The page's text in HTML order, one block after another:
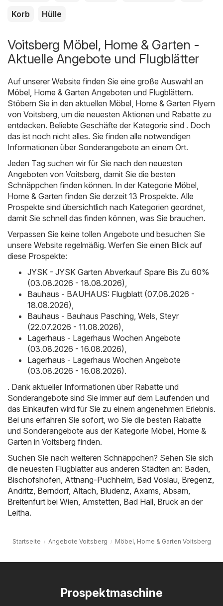
Korb
Hülle
Voitsberg Möbel, Home & Garten -
Aktuelle Angebote und Flugblätter
Auf unserer Website finden Sie eine große Auswahl an
Möbel, Home & Garten Angeboten und Flugblättern.
Stöbern Sie in den aktuellen Möbel, Home & Garten Flyern
von Voitsberg, um die neuesten Aktionen und Rabatte zu
entdecken. Beliebte Geschäfte der Kategorie sind . Doch
das ist noch nicht alles. Sie finden alle notwendigen
Informationen über Sonderangebote an einem Ort.
Jeden Tag suchen wir für Sie nach den neuesten
Angeboten von Voitsberg, damit Sie die besten
Schnäppchen finden können. In der Kategorie Möbel,
Home & Garten finden Sie derzeit 13 Prospekte. Alle
Prospekte sind übersichtlich nach Kategorien geordnet,
damit Sie schnell das finden können, was Sie brauchen.
Verpassen Sie keine tollen Angebote und besuchen Sie
unsere Website regelmäßig. Werfen Sie einen Blick auf
diese Prospekte:
JYSK - JYSK Garten Abverkauf Spare Bis Zu 60%
(03.08.2026 - 18.08.2026),
Bauhaus - BAUHAUS: Flugblatt (07.08.2026 -
18.08.2026),
Bauhaus - Bauhaus Pasching, Wels, Steyr
(22.07.2026 - 11.08.2026),
Lagerhaus - Lagerhaus Wochen Angebote
(03.08.2026 - 16.08.2026),
Lagerhaus - Lagerhaus Wochen Angebote
(03.08.2026 - 16.08.2026).
. Dank aktueller Informationen über Rabatte und
Sonderangebote sind Sie immer auf dem Laufenden und
das Einkaufen wird für Sie zu einem angenehmen Erlebnis.
Bei uns erfahren Sie sofort, wo Sie die besten Rabatte
und Sonderangebote aus der Kategorie Möbel, Home &
Garten in Voitsberg finden.
Suchen Sie nach weiteren Schnäppchen? Sehen Sie sich
die neuesten Flugblätter aus anderen Städten an: Baden,
Bischofshofen, Attnang-Puchheim, Bad Vöslau, Bregenz,
Andritz, Berndorf, Altach, Bludenz, Axams, Absam,
Breitenfurt bei Wien, Amstetten, Bad Hall, Bruck an der
Leitha.
Startseite Angebote Voitsberg Möbel, Home & Garten Voitsberg
Prospektmaschine